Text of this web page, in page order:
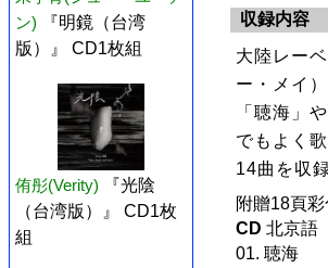
ン)
『明鏡（台湾
版）』 CD1枚組
侑彤(Verity)
『光陰
（台湾版）』 CD1枚
組
収録内容
大陸レー
ー・メイ
「聴海」
でもよく
14曲を収録
附贈18頁
CD 北京語
01. 聴海